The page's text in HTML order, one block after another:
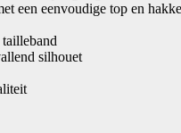
een eenvoudige top en
silhouet